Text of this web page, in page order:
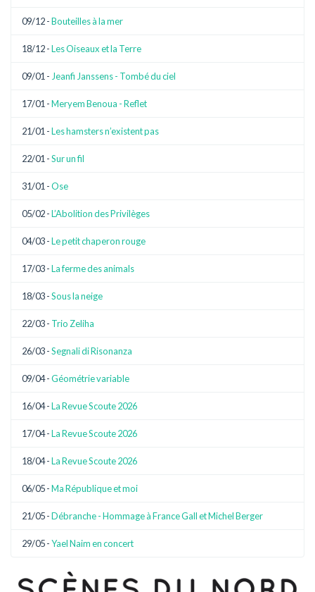
09/12 -Bouteilles à la mer
18/12 -Les Oiseaux et la Terre
09/01 - Jeanfi Janssens - Tombé du ciel
17/01 -Meryem Benoua - Reflet
21/01 -Les hamsters n’existent pas
22/01 -Sur un fil
31/01 -Ose
05/02 -L’Abolition des Privilèges
04/03 -Le petit chaperon rouge
17/03 -La ferme des animals
18/03 -Sous la neige
22/03 - Trio Zeliha
26/03 -Segnali di Risonanza
09/04 -Géométrie variable
16/04 -La Revue Scoute 2026
17/04 -La Revue Scoute 2026
18/04 -La Revue Scoute 2026
06/05 -Ma République et moi
21/05 -Débranche - Hommage à France Gall et Michel Berger
29/05 -Yael Naim en concert